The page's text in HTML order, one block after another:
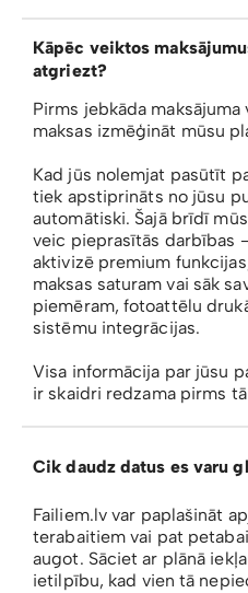
Kāpēc veiktos
atgriezt?
Pirms jebkāda maksājuma
maksas izmēģināt mūsu
Kad jūs nolemjat pasūtīt
tiek apstiprināts no jūsu
automātiski. Šajā brīdī
veic pieprasītās darbības
aktivizē premium
maksas saturam vai sāk
piemēram, fotoattēlu
sistēmu integrācijas.
Visa informācija par jūsu
ir skaidri redzama pirms
Cik daudz datus es varu
Failiem.lv var paplašināt
terabaitiem vai pat
augot. Sāciet ar plānā
ietilpību, kad vien tā